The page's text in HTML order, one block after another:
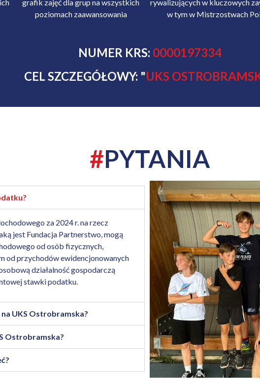
grafik zajęć dla grup na wszystkich
poziomach zaawansowania
rywalizujących w kluczowych
w tym w Mistrzostwach
NUMER KRS: 0000197334
CEL SZCZEGÓŁOWY: "UKS
#PYTANIA
za 2024 r. na rzecz
jest Fundacja Partnerstwo, mogą
od osób fizycznych,
od przychodów ewidencjonowanych
działalność gospodarczą
stawki podatku.
UKS Ostrobramska?
Ostrobramska?